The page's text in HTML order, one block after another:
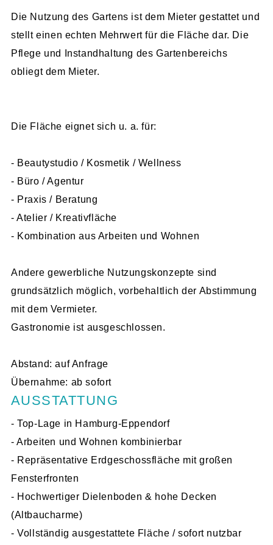
Die Nutzung des Gartens ist dem Mieter gestattet und
stellt einen echten Mehrwert für die Fläche dar. Die
Pflege und Instandhaltung des Gartenbereichs
obliegt dem Mieter.
Die Fläche eignet sich u. a. für:
- Beautystudio / Kosmetik / Wellness
- Büro / Agentur
- Praxis / Beratung
- Atelier / Kreativfläche
- Kombination aus Arbeiten und Wohnen
Andere gewerbliche Nutzungskonzepte sind
grundsätzlich möglich, vorbehaltlich der Abstimmung
mit dem Vermieter.
Gastronomie ist ausgeschlossen.
Abstand: auf Anfrage
Übernahme: ab sofort
AUSSTATTUNG
- Top-Lage in Hamburg-Eppendorf
- Arbeiten und Wohnen kombinierbar
- Repräsentative Erdgeschossfläche mit großen
Fensterfronten
- Hochwertiger Dielenboden & hohe Decken
(Altbaucharme)
- Vollständig ausgestattete Fläche / sofort nutzbar